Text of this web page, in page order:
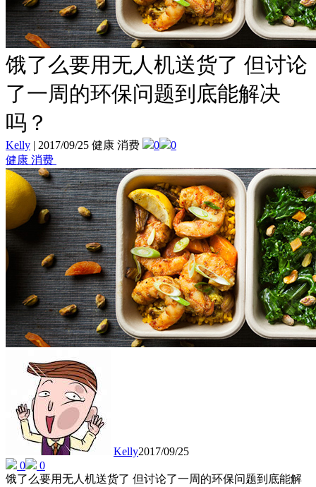
饿了么要用无人机送货了 但讨论
了一周的环保问题到底能解决
吗？
Kelly | 2017/09/25 健康 消费 0
0
健康 消费
Kelly2017/09/25
0
0
饿了么要用无人机送货了 但讨论了一周的环保问题到底能解